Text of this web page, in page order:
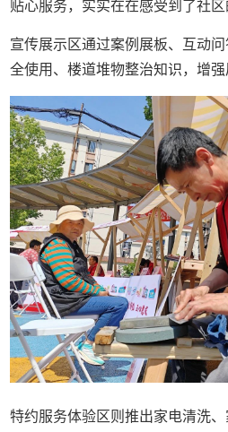
贴心服务，实实在在感受到了社区
宣传展示区通过案例展板、互动
全使用、楼道堆物整治知识，增强
特约服务体验区则推出家电清洗